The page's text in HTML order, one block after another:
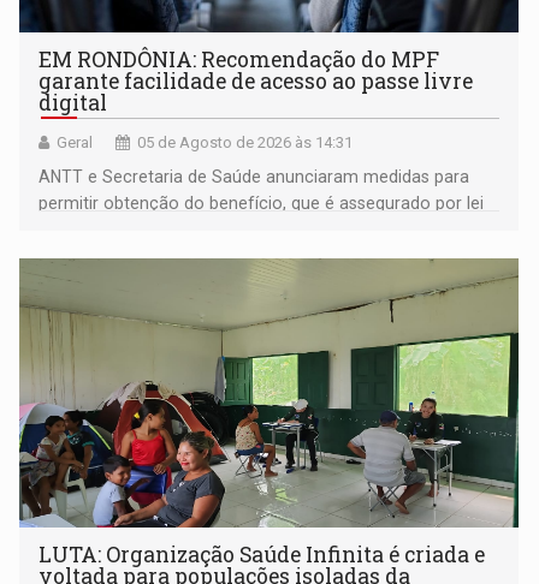
EM RONDÔNIA: Recomendação do MPF
garante facilidade de acesso ao passe livre
digital
Geral 05 de Agosto de 2026 às 14:31
ANTT e Secretaria de Saúde anunciaram medidas para
permitir obtenção do benefício, que é assegurado por lei
LUTA: Organização Saúde Infinita é criada e
voltada para populações isoladas da